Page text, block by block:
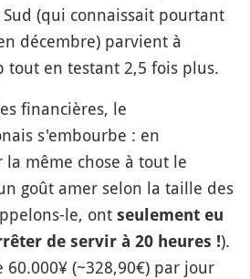
(qui connaissait pourtant
décembre) parvient à
tout en testant 2,5 fois plus.
financières, le
s'embourbe : en
même chose à tout le
goût amer selon la taille des
le, ont seulement eu
de servir à 20 heures !).
(~328,90€) par jour